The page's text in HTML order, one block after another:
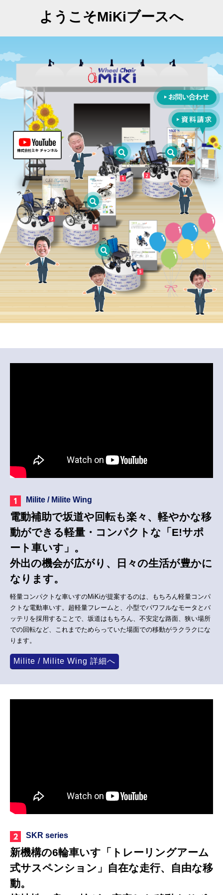
ようこそMiKiブースへ
Milite / Milite Wing
電動補助で坂道や回転も楽々、軽やかな移
動ができる軽量・コンパクトな「E!サポ
ート車いす」。
外出の機会が広がり、日々の生活が豊かに
なります。
軽量コンパクトな車いすのMiKiが提案するのは、もちろん軽量コンパ
クトな電動車いす。超軽量フレームと、小型でパワフルなモータとバ
ッテリを採用することで、坂道はもちろん、不安定な路面、狭い場所
での回転など、これまでためらっていた場面での移動がラクラクにな
ります。
Milite / Milite Wing 詳細へ
SKR series
新機構の6輪車いす「トレーリングアーム
式サスペンション」自在な走行、自由な移
動。